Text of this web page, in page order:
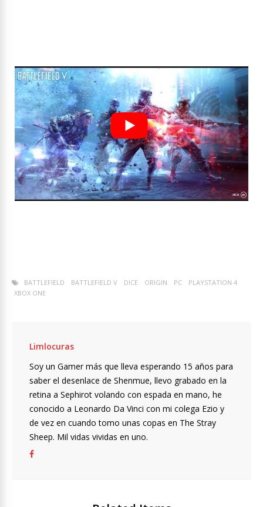
BATTLEFIELD BATTLEFIELD V DICE ORIGIN PC
PLAYSTATION 4
XBOX ONE
Limlocuras
Soy un Gamer más que lleva esperando 15 años para
saber el desenlace de Shenmue, llevo grabado en la
retina a Sephirot volando con espada en mano, he
conocido a Leonardo Da Vinci con mi colega Ezio y
de vez en cuando tomo unas copas en The Stray
Sheep. Mil vidas vividas en uno.